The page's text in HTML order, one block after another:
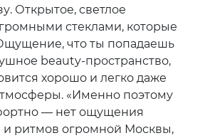
Открытое, светлое
стеклами, которые
что ты попадаешь
beauty-пространство,
хорошо и легко даже
«Именно поэтому
— нет ощущения
ритмов огромной Москвы,